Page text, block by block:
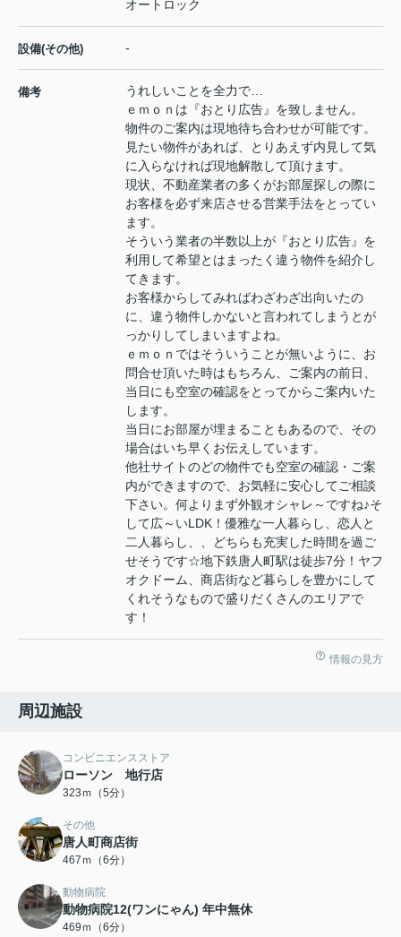
オートロック
設備(その他) -
備考
うれしいことを全力で…
ｅｍｏｎは『おとり広告』を致しません。
物件のご案内は現地待ち合わせが可能です。
見たい物件があれば、とりあえず内見して気
に入らなければ現地解散して頂けます。
現状、不動産業者の多くがお部屋探しの際に
お客様を必ず来店させる営業手法をとってい
ます。
そういう業者の半数以上が『おとり広告』を
利用して希望とはまったく違う物件を紹介し
てきます。
お客様からしてみればわざわざ出向いたの
に、違う物件しかないと言われてしまうとが
っかりしてしまいますよね。
ｅｍｏｎではそういうことが無いように、お
問合せ頂いた時はもちろん、ご案内の前日、
当日にも空室の確認をとってからご案内いた
します。
当日にお部屋が埋まることもあるので、その
場合はいち早くお伝えしています。
他社サイトのどの物件でも空室の確認・ご案
内ができますので、お気軽に安心してご相談
下さい。何よりまず外観オシャレ～ですね♪そ
して広～いLDK！優雅な一人暮らし、恋人と
二人暮らし、、どちらも充実した時間を過ご
せそうです☆地下鉄唐人町駅は徒歩7分！ヤフ
オクドーム、商店街など暮らしを豊かにして
くれそうなもので盛りだくさんのエリアで
す！
情報の見方
周辺施設
コンビニエンスストア
ローソン 地行店
323ｍ（5分）
その他
唐人町商店街
467ｍ（6分）
動物病院
動物病院12(ワンにゃん) 年中無休
469ｍ（6分）